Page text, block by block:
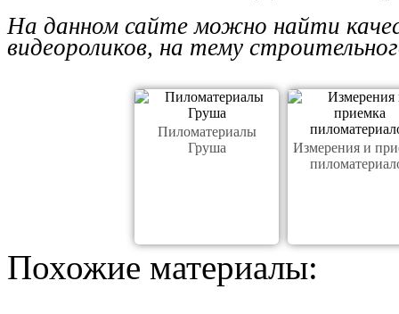
На данном сайте можно найти
видеороликов, на тему
Пиломатериалы
Груша
Измерения и
Похожие материалы: